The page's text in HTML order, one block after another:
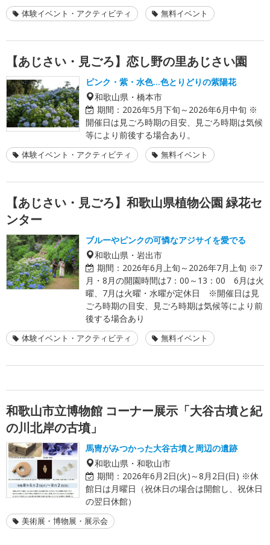
体験イベント・アクティビティ 無料イベント
【あじさい・見ごろ】恋し野の里あじさい園
ピンク・紫・水色…色とりどりの紫陽花
和歌山県・橋本市
期間： 2026年5月下旬～2026年6月中旬 ※
開催日は見ごろ時期の目安、見ごろ時期は気候
等により前後する場合あり。
体験イベント・アクティビティ 無料イベント
【あじさい・見ごろ】和歌山県植物公園 緑花セ
ンター
ブルーやピンクの可憐なアジサイを愛でる
和歌山県・岩出市
期間： 2026年6月上旬～2026年7月上旬 ※7
月・8月の開園時間は7：00～13：00 6月は火
曜、7月は火曜・水曜が定休日 ※開催日は見
ごろ時期の目安、見ごろ時期は気候等により前
後する場合あり
体験イベント・アクティビティ 無料イベント
和歌山市立博物館 コーナー展示「大谷古墳と紀
の川北岸の古墳」
馬冑がみつかった大谷古墳と周辺の遺跡
和歌山県・和歌山市
期間： 2026年6月2日(火)～8月2日(日) ※休
館日は月曜日（祝休日の場合は開館し、祝休日
の翌日休館）
美術展・博物展・展示会